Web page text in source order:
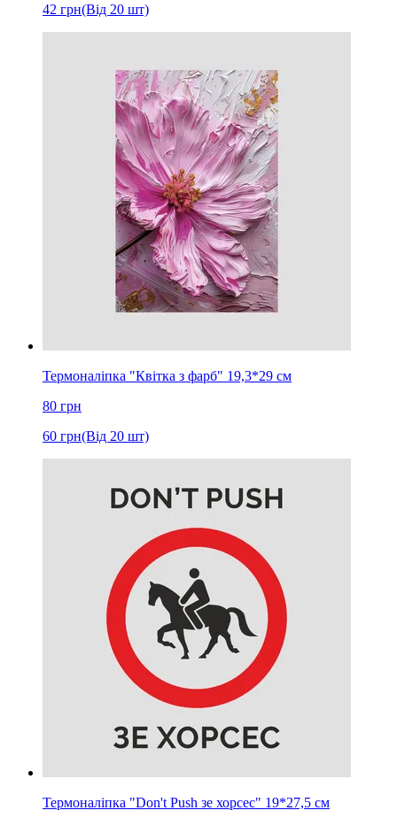
42 грн(Від 20 шт)
Термоналіпка "Квітка з фарб" 19,3*29 см
80 грн
60 грн(Від 20 шт)
Термоналіпка "Don't Push зе хорсес" 19*27,5 см